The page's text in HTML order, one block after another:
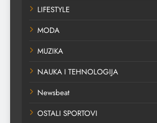
LIFESTYLE
MODA
MUZIKA
NAUKA I TEHNOLOGIJA
Newsbeat
OSTALI SPORTOVI